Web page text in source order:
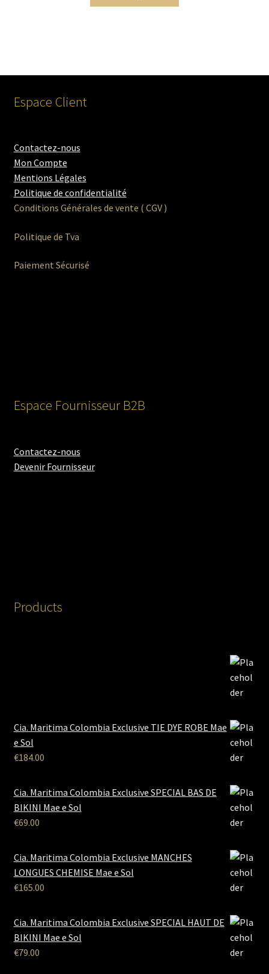
Espace Client
Contactez-nous
Mon Compte
Mentions Légales
Politique de confidentialité
Conditions Générales de vente ( CGV )
Politique de Tva
Paiement Sécurisé
Espace Fournisseur B2B
Contactez-nous
Devenir Fournisseur
Products
Cia. Maritima Colombia Exclusive TIE DYE ROBE Mae
e Sol
€184.00
Cia. Maritima Colombia Exclusive SPECIAL BAS DE
BIKINI Mae e Sol
€69.00
Cia. Maritima Colombia Exclusive MANCHES
LONGUES CHEMISE Mae e Sol
€165.00
Cia. Maritima Colombia Exclusive SPECIAL HAUT DE
BIKINI Mae e Sol
€79.00